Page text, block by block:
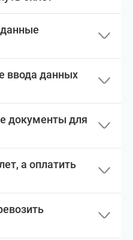
ввода данных
документы для
а оплатить